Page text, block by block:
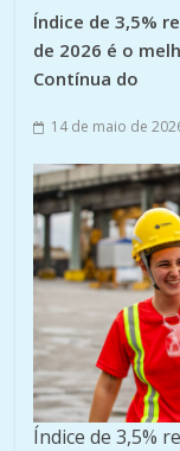
Índice de 3,5%
de 2026 é o
Contínua do
14 de maio de
Índice de 3,5%